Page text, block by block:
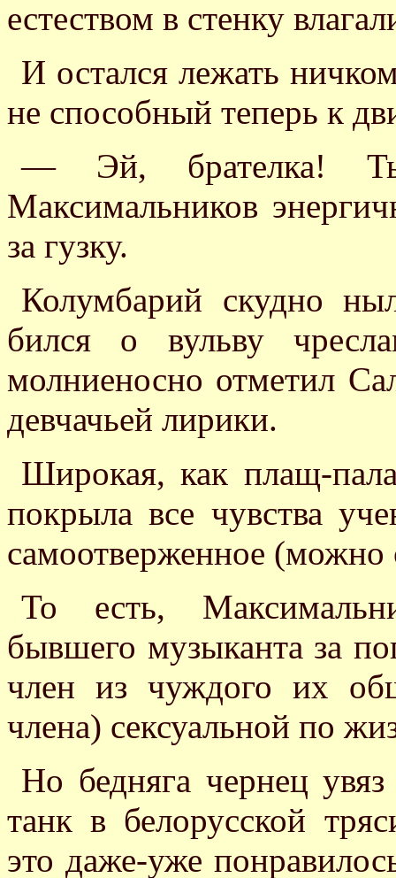
естеством в стенку
И остался лежать
не способный теперь к
— Эй, брателка!
Максимальников
за гузку.
Колумбарий скудно
бился о вульву
молниеносно отметил
девчачьей лирики.
Широкая, как плащ-
покрыла все чувства
самоотверженное (можно
То есть,
бывшего музыканта за
член из чуждого их
члена) сексуальной по
Но бедняга чернец
танк в белорусской
это даже-уже